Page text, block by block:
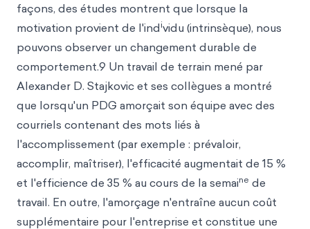
façons, des études montrent que lorsque la
motivation provient de l'individu (intrinsèque), nous
pouvons observer un changement durable de
comportement.9 Un travail de terrain mené par
Alexander D. Stajkovic et ses collègues a montré
que lorsqu'un PDG amorçait son équipe avec des
courriels contenant des mots liés à
l'accomplissement (par exemple : prévaloir,
accomplir, maîtriser), l'efficacité augmentait de 15 %
et l'efficience de 35 % au cours de la semaine de
travail. En outre, l'amorçage n'entraîne aucun coût
supplémentaire pour l'entreprise et constitue une